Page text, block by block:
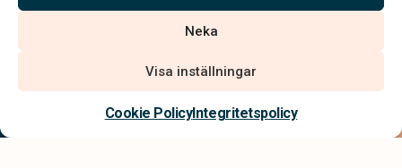
Neka
Visa inställningar
Cookie PolicyIntegritetspolicy
Kontakta oss
Vi är auktoriserade av Sveriges Begravningsbyråers Förbund och
har högt ställda krav på utbildning, kvalitet, miljö och arbetsmiljö.